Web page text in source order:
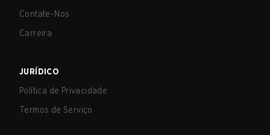
Contate-Nos
Carreira
JURÍDICO
Política de Privacidade
Termos de Serviço